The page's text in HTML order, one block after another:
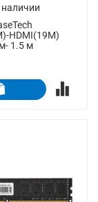
наличии
HDMI(19M)
1.5 м